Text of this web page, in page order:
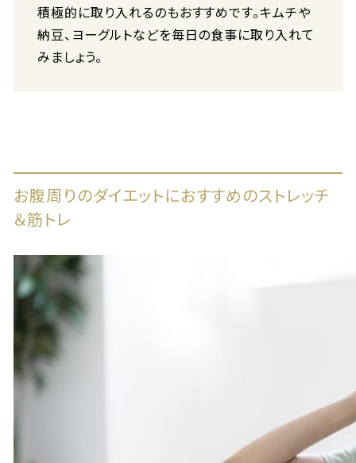
積極的に取り入れるのもおすすめです。キムチや
納豆、ヨーグルトなどを毎日の食事に取り入れて
みましょう。
お腹周りのダイエットにおすすめのストレッチ
＆筋トレ